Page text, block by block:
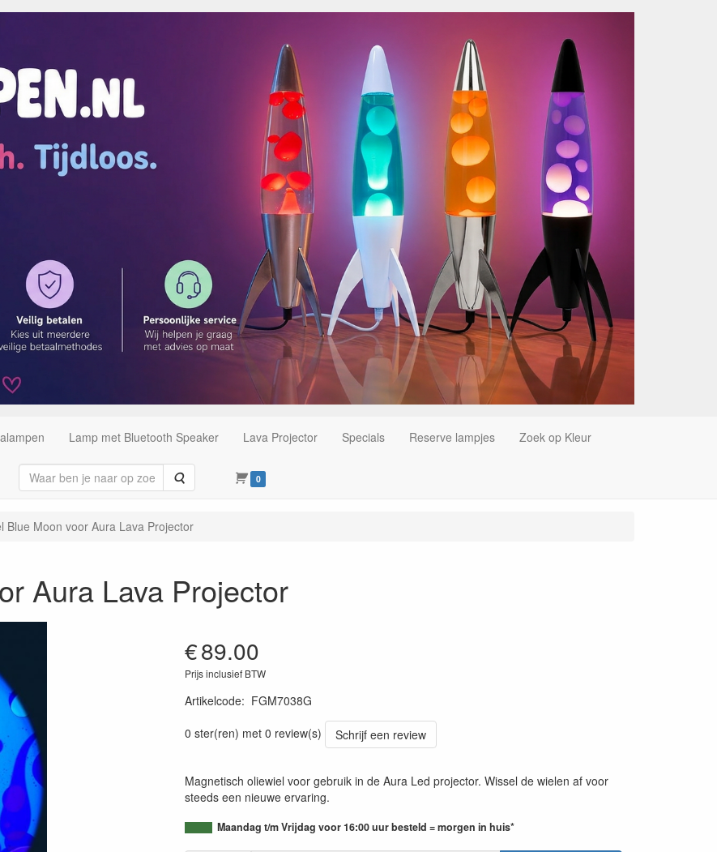
Lamp met Bluetooth Speaker Lava Projector Specials Reserve lampjes Zoek op Kleur
Zoeken 0
Blue Moon voor Aura Lava Projector
Aura Lava Projector
€89.00
Prijs inclusief BTW
Artikelcode: FGM7038G
0 ster(ren) met 0 review(s)
Schrijf een review
Magnetisch oliewiel voor gebruik in de Aura Led projector. Wissel de wielen af voor
steeds een nieuwe ervaring.
Maandag t/m Vrijdag voor 16:00 uur besteld = morgen in huis*